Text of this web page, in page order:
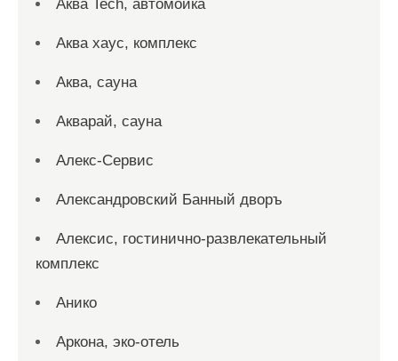
Аква Tech, автомойка
Аква хаус, комплекс
Аква, сауна
Акварай, сауна
Алекс-Сервис
Александровский Банный дворъ
Алексис, гостинично-развлекательный
комплекс
Анико
Аркона, эко-отель